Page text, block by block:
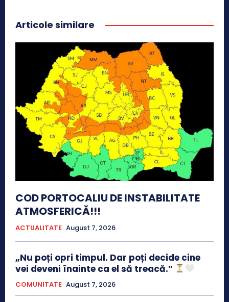
Articole similare
COD PORTOCALIU DE INSTABILITATE
ATMOSFERICĂ!!!
ACTUALITATE August 7, 2026
„Nu poți opri timpul. Dar poți decide cine
vei deveni înainte ca el să treacă.”
COMUNITATE August 7, 2026